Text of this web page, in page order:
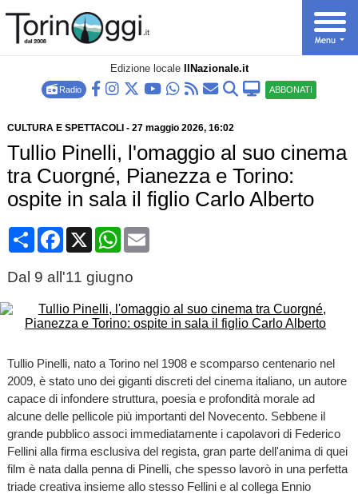
Edizione locale IlNazionale.it
Radio ABBONATI
CULTURA E SPETTACOLI - 27 maggio 2026, 16:02
Tullio Pinelli, l'omaggio al suo cinema
tra Cuorgné, Pianezza e Torino:
ospite in sala il figlio Carlo Alberto
CondividiFacebook
X WhatsApp
Email
Dal 9 all'11 giugno
Tullio Pinelli, nato a Torino nel 1908 e scomparso centenario nel
2009, è stato uno dei giganti discreti del cinema italiano, un autore
capace di infondere struttura, poesia e profondità morale ad
alcune delle pellicole più importanti del Novecento. Sebbene il
grande pubblico associ immediatamente i capolavori di Federico
Fellini alla firma esclusiva del regista, gran parte dell'anima di quei
film è nata dalla penna di Pinelli, che spesso lavorò in una perfetta
triade creativa insieme allo stesso Fellini e al collega Ennio